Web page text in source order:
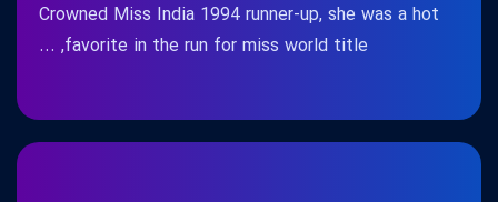
Crowned Miss India 1994 runner-up, she was a hot
favorite in the run for miss world title, ...